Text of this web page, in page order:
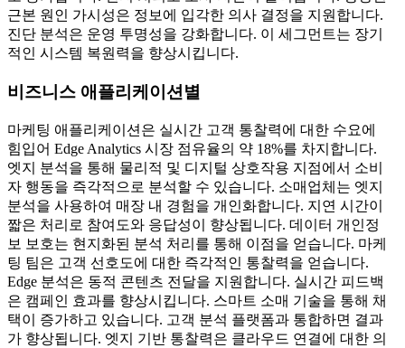
근본 원인 가시성은 정보에 입각한 의사 결정을 지원합니다.
진단 분석은 운영 투명성을 강화합니다. 이 세그먼트는 장기
적인 시스템 복원력을 향상시킵니다.
비즈니스 애플리케이션별
마케팅 애플리케이션은 실시간 고객 통찰력에 대한 수요에
힘입어 Edge Analytics 시장 점유율의 약 18%를 차지합니다.
엣지 분석을 통해 물리적 및 디지털 상호작용 지점에서 소비
자 행동을 즉각적으로 분석할 수 있습니다. 소매업체는 엣지
분석을 사용하여 매장 내 경험을 개인화합니다. 지연 시간이
짧은 처리로 참여도와 응답성이 향상됩니다. 데이터 개인정
보 보호는 현지화된 분석 처리를 통해 이점을 얻습니다. 마케
팅 팀은 고객 선호도에 대한 즉각적인 통찰력을 얻습니다.
Edge 분석은 동적 콘텐츠 전달을 지원합니다. 실시간 피드백
은 캠페인 효과를 향상시킵니다. 스마트 소매 기술을 통해 채
택이 증가하고 있습니다. 고객 분석 플랫폼과 통합하면 결과
가 향상됩니다. 엣지 기반 통찰력은 클라우드 연결에 대한 의